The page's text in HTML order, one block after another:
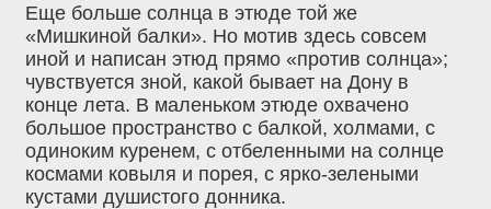
Еще больше солнца в этюде той же
«Мишкиной балки». Но мотив здесь совсем
иной и написан этюд прямо «против солнца»;
чувствуется зной, какой бывает на Дону в
конце лета. В маленьком этюде охвачено
большое пространство с балкой, холмами, с
одиноким куренем, с отбеленными на солнце
космами ковыля и порея, с ярко-зелеными
кустами душистого донника.